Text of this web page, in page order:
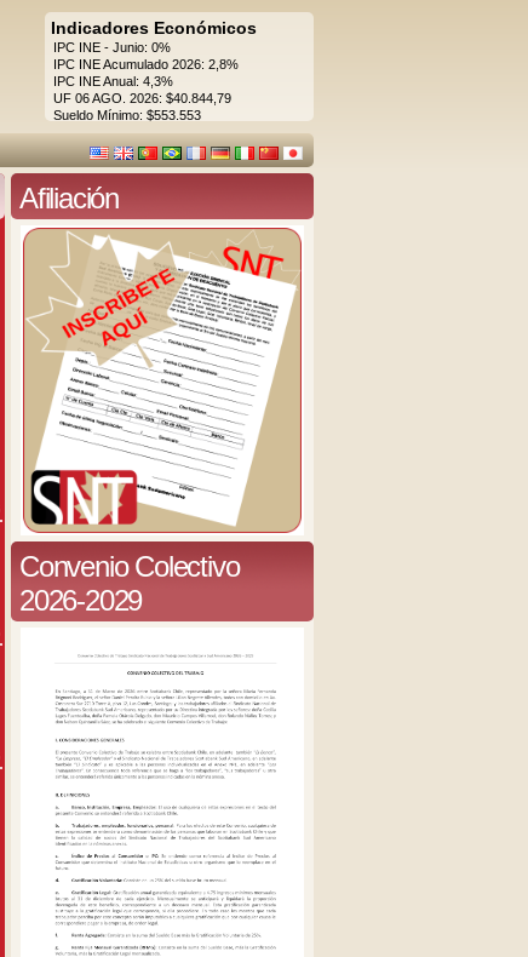
Indicadores Económicos
IPC INE - Junio: 0%
IPC INE Acumulado 2026: 2,8%
IPC INE Anual: 4,3%
UF 06 AGO. 2026: $40.844,79
Sueldo Mínimo: $553.553
Afiliación
Convenio Colectivo
2026-2029